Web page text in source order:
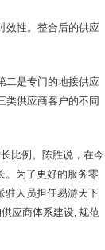
效性。整合后的供应
二是专门的地接供应
类供应商客户的不同
比例。陈胜说，在今
。为了更好的服务零
驻人员担任易游天下
应商体系建设, 规范